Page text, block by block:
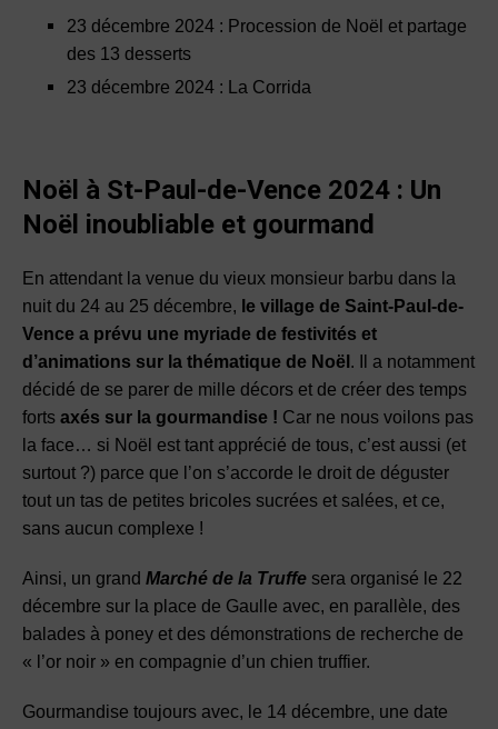
23 décembre 2024 : Procession de Noël et partage
des 13 desserts
23 décembre 2024 : La Corrida
Noël à St-Paul-de-Vence 2024 : Un
Noël inoubliable et gourmand
En attendant la venue du vieux monsieur barbu dans la
nuit du 24 au 25 décembre, le village de Saint-Paul-de-
Vence a prévu une myriade de festivités et
d’animations sur la thématique de Noël . Il a notamment
décidé de se parer de mille décors et de créer des temps
forts axés sur la gourmandise ! Car ne nous voilons pas
la face… si Noël est tant apprécié de tous, c’est aussi (et
surtout ?) parce que l’on s’accorde le droit de déguster
tout un tas de petites bricoles sucrées et salées, et ce,
sans aucun complexe !
Ainsi, un grand Marché de la Truffe sera organisé le 22
décembre sur la place de Gaulle avec, en parallèle, des
balades à poney et des démonstrations de recherche de
« l’or noir » en compagnie d’un chien truffier.
Gourmandise toujours avec, le 14 décembre, une date